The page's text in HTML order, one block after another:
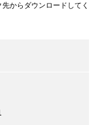
からダウンロードしてく